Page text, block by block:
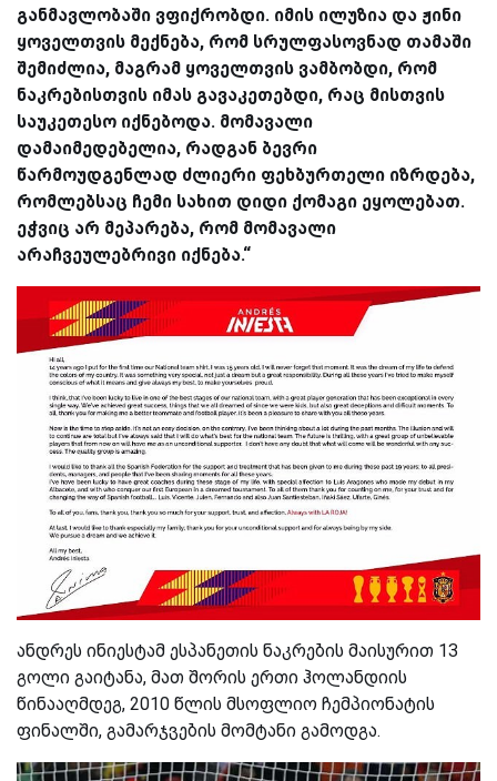
განმავლობაში ვფიქრობდი. იმის ილუზია და ჟინი
ყოველთვის მექნება, რომ სრულფასოვნად თამაში
შემიძლია, მაგრამ ყოველთვის ვამბობდი, რომ
ნაკრებისთვის იმას გავაკეთებდი, რაც მისთვის
საუკეთესო იქნებოდა. მომავალი
დამაიმედებელია, რადგან ბევრი
წარმოუდგენლად ძლიერი ფეხბურთელი იზრდება,
რომლებსაც ჩემი სახით დიდი ქომაგი ეყოლებათ.
ეჭვიც არ მეპარება, რომ მომავალი
არაჩვეულებრივი იქნება.“
ანდრეს ინიესტამ ესპანეთის ნაკრების მაისურით 13
გოლი გაიტანა, მათ შორის ერთი ჰოლანდიის
წინააღმდეგ, 2010 წლის მსოფლიო ჩემპიონატის
ფინალში, გამარჯვების მომტანი გამოდგა.